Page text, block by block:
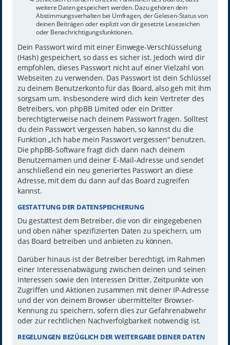
weitere Daten gespeichert werden. Dazu gehören dein
Abstimmungsverhalten bei Umfragen, der Gelesen-Status von
deinen Beiträgen oder explizit von dir gesetzte Lesezeichen
oder Benachrichtigungsfunktionen.
Dein Passwort wird mit einer Einwege-Verschlüsselung
(Hash) gespeichert, so dass es sicher ist. Jedoch wird dir
empfohlen, dieses Passwort nicht auf einer Vielzahl von
Webseiten zu verwenden. Das Passwort ist dein Schlüssel
zu deinem Benutzerkonto für das Board, also geh mit ihm
sorgsam um. Insbesondere wird dich kein Vertreter des
Betreibers, von phpBB Limited oder ein Dritter
berechtigterweise nach deinem Passwort fragen. Solltest
du dein Passwort vergessen haben, so kannst du die
Funktion „Ich habe mein Passwort vergessen“ benutzen.
Die phpBB-Software fragt dich dann nach deinem
Benutzernamen und deiner E-Mail-Adresse und sendet
anschließend ein neu generiertes Passwort an diese
Adresse, mit dem du dann auf das Board zugreifen
kannst.
GESTATTUNG DER DATENSPEICHERUNG
Du gestattest dem Betreiber, die von dir eingegebenen
und oben näher spezifizierten Daten zu speichern, um
das Board betreiben und anbieten zu können.
Darüber hinaus ist der Betreiber berechtigt, im Rahmen
einer Interessenabwägung zwischen deinen und seinen
Interessen sowie den Interessen Dritter, Zeitpunkte von
Zugriffen und Aktionen zusammen mit deiner IP-Adresse
und der von deinem Browser übermittelter Browser-
Kennung zu speichern, sofern dies zur Gefahrenabwehr
oder zur rechtlichen Nachverfolgbarkeit notwendig ist.
REGELUNGEN BEZÜGLICH DER WEITERGABE DEINER DATEN